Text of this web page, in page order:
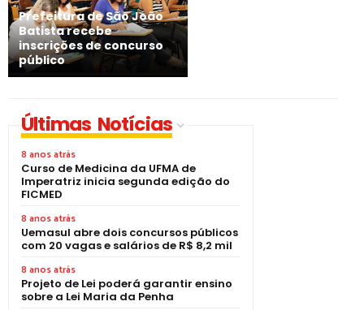
Prefeitura de São João
Batista recebe
inscrições de concurso
público
Últimas Notícias
8 anos atrás
Curso de Medicina da UFMA de
Imperatriz inicia segunda edição do
FICMED
8 anos atrás
Uemasul abre dois concursos públicos
com 20 vagas e salários de R$ 8,2 mil
8 anos atrás
Projeto de Lei poderá garantir ensino
sobre a Lei Maria da Penha